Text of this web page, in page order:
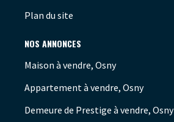
Plan du site
NOS ANNONCES
Maison à vendre, Osny
Appartement à vendre, Osny
Demeure de Prestige à vendre, Osny